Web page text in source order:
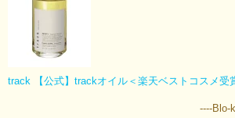
track 【公式】trackオイル＜楽天ベストコスメ受
----Blo-